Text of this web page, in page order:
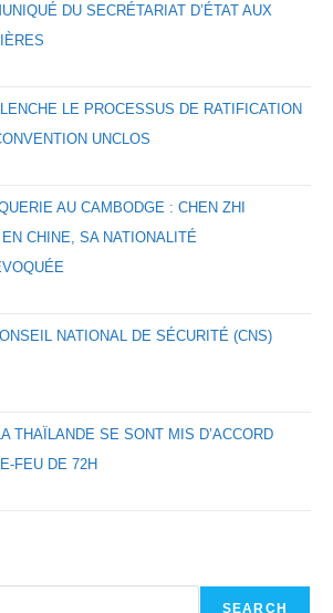
DU SECRÉTARIAT D’ÉTAT AUX
LE PROCESSUS DE RATIFICATION
UNCLOS
AU CAMBODGE : CHEN ZHI
CHINE, SA NATIONALITÉ
NATIONAL DE SÉCURITÉ (CNS)
THAÏLANDE SE SONT MIS D’ACCORD
FEU DE 72H
SEARCH